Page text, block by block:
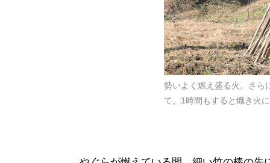
勢いよく燃え盛る火。さら
て、1時間もすると熾き火